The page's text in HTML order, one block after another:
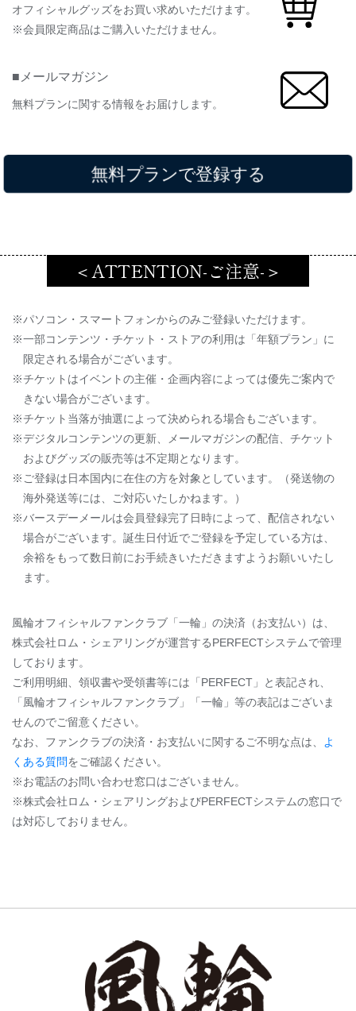
オフィシャルグッズをお買い求めいただけます。
※会員限定商品はご購入いただけません。
■メールマガジン
無料プランに関する情報をお届けします。
無料プランで登録する
＜ATTENTION-ご注意-＞
※パソコン・スマートフォンからのみご登録いただけます。
※一部コンテンツ・チケット・ストアの利用は「年額プラン」に
限定される場合がございます。
※チケットはイベントの主催・企画内容によっては優先ご案内で
きない場合がございます。
※チケット当落が抽選によって決められる場合もございます。
※デジタルコンテンツの更新、メールマガジンの配信、チケット
およびグッズの販売等は不定期となります。
※ご登録は日本国内に在住の方を対象としています。（発送物の
海外発送等には、ご対応いたしかねます。）
※バースデーメールは会員登録完了日時によって、配信されない
場合がございます。誕生日付近でご登録を予定している方は、
余裕をもって数日前にお手続きいただきますようお願いいたし
ます。
風輪オフィシャルファンクラブ「一輪」の決済（お支払い）は、
株式会社ロム・シェアリングが運営するPERFECTシステムで管理
しております。
ご利用明細、領収書や受領書等には「PERFECT」と表記され、
「風輪オフィシャルファンクラブ」「一輪」等の表記はございま
せんのでご留意ください。
なお、ファンクラブの決済・お支払いに関するご不明な点は、 よ
くある質問をご確認ください。
※お電話のお問い合わせ窓口はございません。
※株式会社ロム・シェアリングおよびPERFECTシステムの窓口で
は対応しておりません。